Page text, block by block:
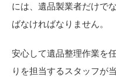
には、遺品製業者だけで
ばなければなりません。
安心して遺品整理作業を
りを担当するスタッフが